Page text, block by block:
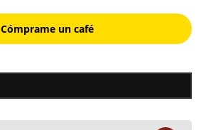
Cómprame un café